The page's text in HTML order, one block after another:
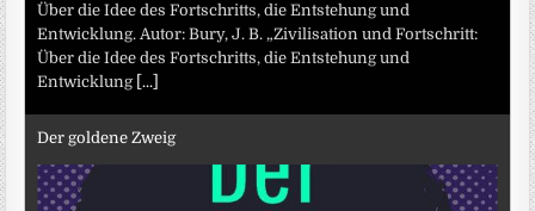
Über die Idee des Fortschritts, die Entstehung und
Entwicklung. Autor: Bury, J. B. „Zivilisation und Fortschritt:
Über die Idee des Fortschritts, die Entstehung und
Entwicklung [...]
Der goldene Zweig